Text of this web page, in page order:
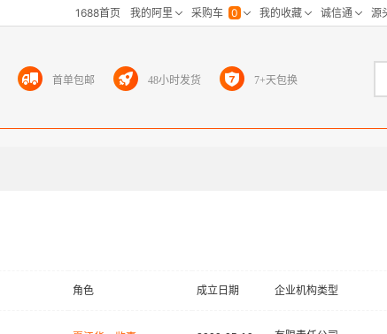
首单包邮 48小时发货 7+天包换
角色 成立日期 企业机构类型